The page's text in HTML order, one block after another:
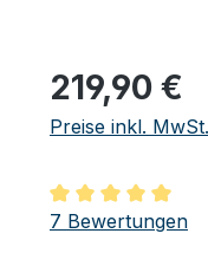
Regulärer Preis:
219,90 €
Preise inkl.
7 Bewertungen